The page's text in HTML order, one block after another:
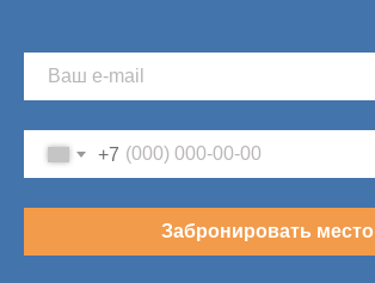
+7
Забронировать место